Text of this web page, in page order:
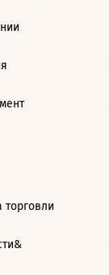
торговли